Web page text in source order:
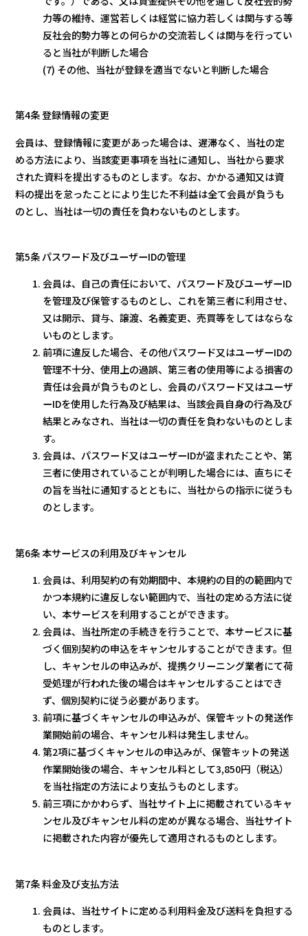
力等の維持、運営若しくは経営に協力若しくは関与する等
反社会的勢力等との何らかの交流若しくは関与を行ってい
ると当社が判断した場合
(7) その他、当社が登録を適当でないと判断した場合
第4条 登録情報の変更
会員は、登録情報に変更があった場合は、遅滞なく、当社の定
める方法により、当該変更事項を当社に通知し、当社から要求
された資料を提出するものとします。なお、かかる通知又は資
料の提出を怠ったことにより生じた不利益は全て会員が負うも
のとし、当社は一切の責任を負わないものとします。
第5条 パスワード及びユーザーIDの管理
会員は、自己の責任において、パスワード及びユーザーID
を管理及び保管するものとし、これを第三者に利用させ、
又は開示、貸与、譲渡、名義変更、売買等をしてはならな
いものとします。
前項に違反した場合、その他パスワード又はユーザーIDの
管理不十分、使用上の過誤、第三者の使用等による損害の
責任は会員が負うものとし、会員のパスワード又はユーザ
ーIDを使用した行為及び結果は、当該会員自身の行為及び
結果とみなされ、当社は一切の責任を負わないものとしま
す。
会員は、パスワード又はユーザーIDが盗まれたことや、第
三者に使用されていることが判明した場合には、直ちにそ
の旨を当社に通知するとともに、当社からの指示に従うも
のとします。
第6条 本サービスの利用及びキャンセル
会員は、利用契約の有効期間中、本規約の目的の範囲内で
かつ本規約に違反しない範囲内で、当社の定める方法に従
い、本サービスを利用することができます。
会員は、当社所定の手続きを行うことで、本サービスに基
づく個別契約の申込をキャンセルすることができます。但
し、キャンセルの申込みが、提携クリーニング業者にて荷
受処理が行われた後の場合はキャンセルすることはでき
ず、個別契約に従う必要があります。
前項に基づくキャンセルの申込みが、保管キットの発送作
業開始前の場合、キャンセル料は発生しません。
第2項に基づくキャンセルの申込みが、保管キットの発送
作業開始後の場合、キャンセル料として3,850円（税込）
を当社指定の方法により支払うものとします。
前三項にかかわらず、当社サイト上に掲載されているキャ
ンセル及びキャンセル料の定めが異なる場合、当社サイト
に掲載された内容が優先して適用されるものとします。
第7条 料金及び支払方法
会員は、当社サイトに定める利用料金及び送料を負担する
ものとします。